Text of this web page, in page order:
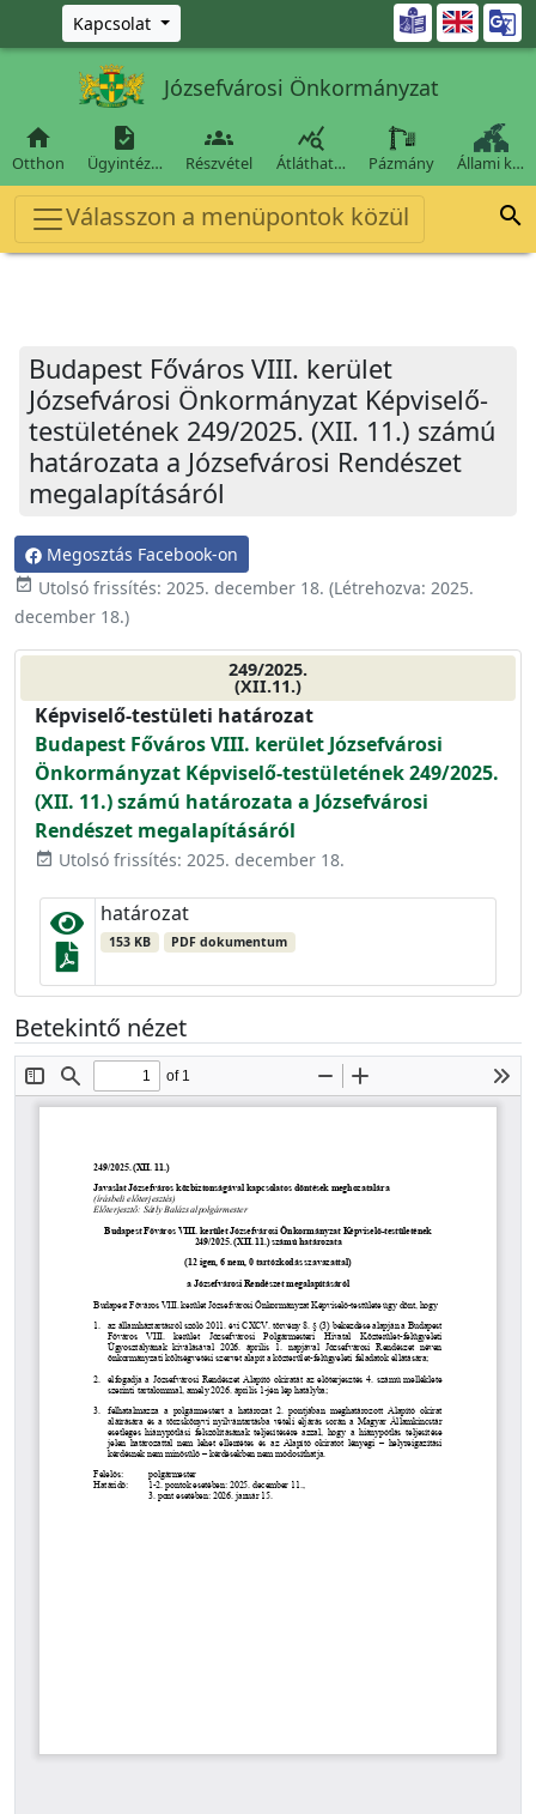
Ugrás a fő tartalomra
Kapcsolat 
Józsefvárosi Önkormányzat

Otthon

Ügyintéz…

Részvétel

Átláthat… Pázmány Állami k…
Válasszon a menüpontok közül 
Budapest Főváros VIII. kerület
Józsefvárosi Önkormányzat Képviselő-
testületének 249/2025. (XII. 11.) számú
határozata a Józsefvárosi Rendészet
megalapításáról
Megosztás Facebook-on
event_available Utolsó frissítés: 2025. december 18. (Létrehozva: 2025.
december 18.)
249/2025.
(XII.11.)
Képviselő-testületi határozat
Budapest Főváros VIII. kerület Józsefvárosi
Önkormányzat Képviselő-testületének 249/2025.
(XII. 11.) számú határozata a Józsefvárosi
Rendészet megalapításáról
event_available Utolsó frissítés: 2025. december 18.
határozat
153 KB PDF dokumentum
Betekintő nézet